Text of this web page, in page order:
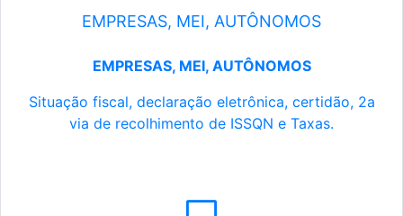
EMPRESAS, MEI, AUTÔNOMOS
EMPRESAS, MEI, AUTÔNOMOS
Situação fiscal, declaração eletrônica, certidão, 2a
via de recolhimento de ISSQN e Taxas.